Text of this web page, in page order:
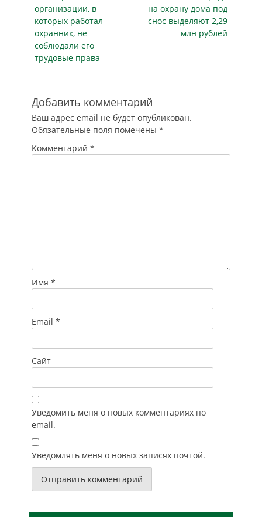
ПРОБЛЕМА 1.
ИЗБЫТОК
ИНФОРМАЦИИ В
этом…
публикация
организации, в
которых работал
охранник, не
соблюдали его
трудовые права
публикация
на охрану дома под
снос выделяют 2,29
млн рублей
Добавить комментарий
Ваш адрес email не будет опубликован.
Обязательные поля помечены *
Комментарий *
Имя *
Email *
Сайт
Уведомить меня о новых комментариях по
email.
Уведомлять меня о новых записях почтой.